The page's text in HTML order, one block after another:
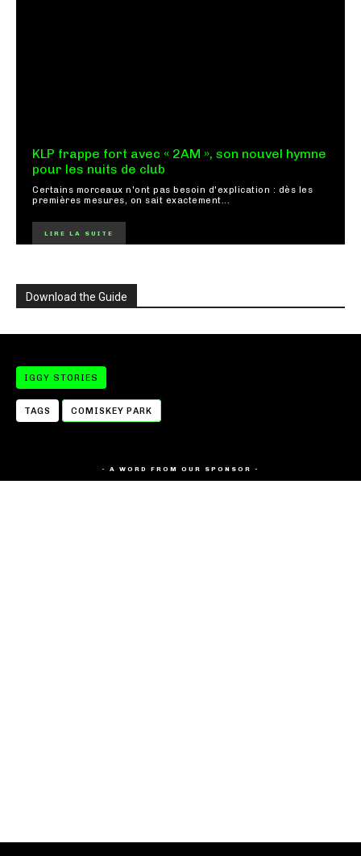
KLP frappe fort avec « 2AM », son nouvel hymne
pour les nuits de club
Certains morceaux n'ont pas besoin d'explication : dès les
premières mesures, on sait exactement...
LIRE LA SUITE
Download the Guide
IGGY STORIES
TAGS COMISKEY PARK
- A WORD FROM OUR SPONSOR -